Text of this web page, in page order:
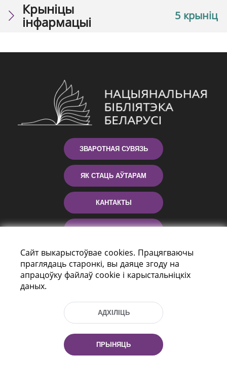
5 крыніц
Крыніцы
інфармацыі
ЗВАРОТНАЯ СУВЯЗЬ
ЯК СТАЦЬ АЎТАРАМ
КАНТАКТЫ
праспект Незалежнасці 116
г. Мiнск, Рэспубліка Беларусь, 220114
Тэл.: (+375 17) 368 37 37, Факс: (+375 17)
Сайт выкарыстоўвае cookies. Працягваючы
праглядаць старонкі, вы даяце згоду на
апрацоўку файлаў cookie і карыстальніцкіх
даных.
АДХІЛІЦЬ
ПРЫНЯЦЬ